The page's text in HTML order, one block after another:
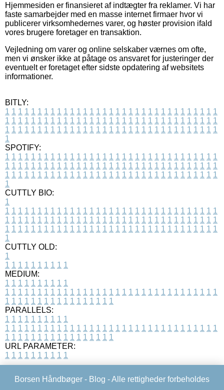
Hjemmesiden er finansieret af indtægter fra reklamer. Vi har
faste samarbejder med en masse internet firmaer hvor vi
publicerer virksomhedernes varer, og høster provision ifald
vores brugere foretager en transaktion.
Vejledning om varer og online selskaber værnes om ofte,
men vi ønsker ikke at påtage os ansvaret for justeringer der
eventuelt er foretaget efter sidste opdatering af websitets
informationer.
BITLY:
1 1 1 1 1 1 1 1 1 1 1 1 1 1 1 1 1 1 1 1 1 1 1 1 1 1 1 1 1 1 1 1 1
1 1 1 1 1 1 1 1 1 1 1 1 1 1 1 1 1 1 1 1 1 1 1 1 1 1 1 1 1 1 1 1 1
1 1 1 1 1 1 1 1 1 1 1 1 1 1 1 1 1 1 1 1 1 1 1 1 1 1 1 1 1 1 1 1 1
1
SPOTIFY:
1 1 1 1 1 1 1 1 1 1 1 1 1 1 1 1 1 1 1 1 1 1 1 1 1 1 1 1 1 1 1 1 1
1 1 1 1 1 1 1 1 1 1 1 1 1 1 1 1 1 1 1 1 1 1 1 1 1 1 1 1 1 1 1 1 1
1 1 1 1 1 1 1 1 1 1 1 1 1 1 1 1 1 1 1 1 1 1 1 1 1 1 1 1 1 1 1 1 1
1
CUTTLY BIO:
1
1 1 1 1 1 1 1 1 1 1 1 1 1 1 1 1 1 1 1 1 1 1 1 1 1 1 1 1 1 1 1 1 1
1 1 1 1 1 1 1 1 1 1 1 1 1 1 1 1 1 1 1 1 1 1 1 1 1 1 1 1 1 1 1 1 1
1 1 1 1 1 1 1 1 1 1 1 1 1 1 1 1 1 1 1 1 1 1 1 1 1 1 1 1 1 1 1 1 1
1
CUTTLY OLD:
1
1 1 1 1 1 1 1 1 1 1
MEDIUM:
1 1 1 1 1 1 1 1 1 1
1 1 1 1 1 1 1 1 1 1 1 1 1 1 1 1 1 1 1 1 1 1 1 1 1 1 1 1 1 1 1 1 1
1 1 1 1 1 1 1 1 1 1 1 1 1 1 1 1 1
PARALLELS:
1 1 1 1 1 1 1 1 1 1
1 1 1 1 1 1 1 1 1 1 1 1 1 1 1 1 1 1 1 1 1 1 1 1 1 1 1 1 1 1 1 1 1
1 1 1 1 1 1 1 1 1 1 1 1 1 1 1 1 1
URL PARAMETER:
1 1 1 1 1 1 1 1 1 1
Borsen Håndbøger - Blog - Alle rettigheder forbeholdes